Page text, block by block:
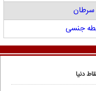
سرطان
جنسی
دنیا